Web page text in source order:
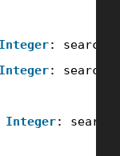
Integer:
Integer:
Integer: